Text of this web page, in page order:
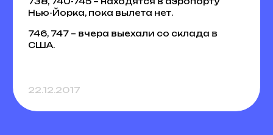
Нью-Йорка, пока вылета нет.
746, 747 – вчера выехали со склада в
США.
22.12.2017